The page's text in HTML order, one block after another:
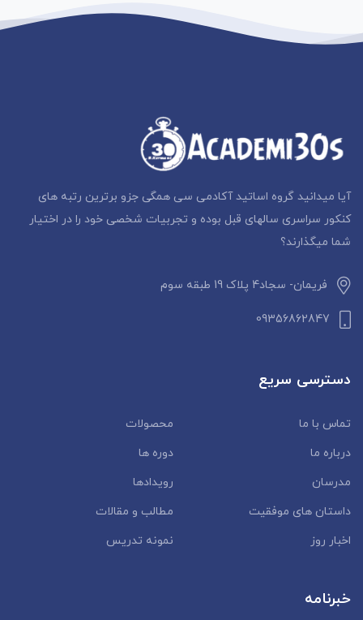
آیا میدانید گروه اساتید آکادمی سی همگی جزو برترین رتبه های
کنکور سراسری سالهای قبل بوده و تجربیات شخصی خود را در اختیار
شما میگذارند؟
فریمان- سجاد4 پلاک 19 طبقه سوم
09356862847
دسترسی سریع
تماس با ما
محصولات
درباره ما
دوره ها
مدرسان
رویدادها
داستان‌ های موفقیت
مطالب و مقالات
اخبار روز
نمونه تدریس
خبرنامه